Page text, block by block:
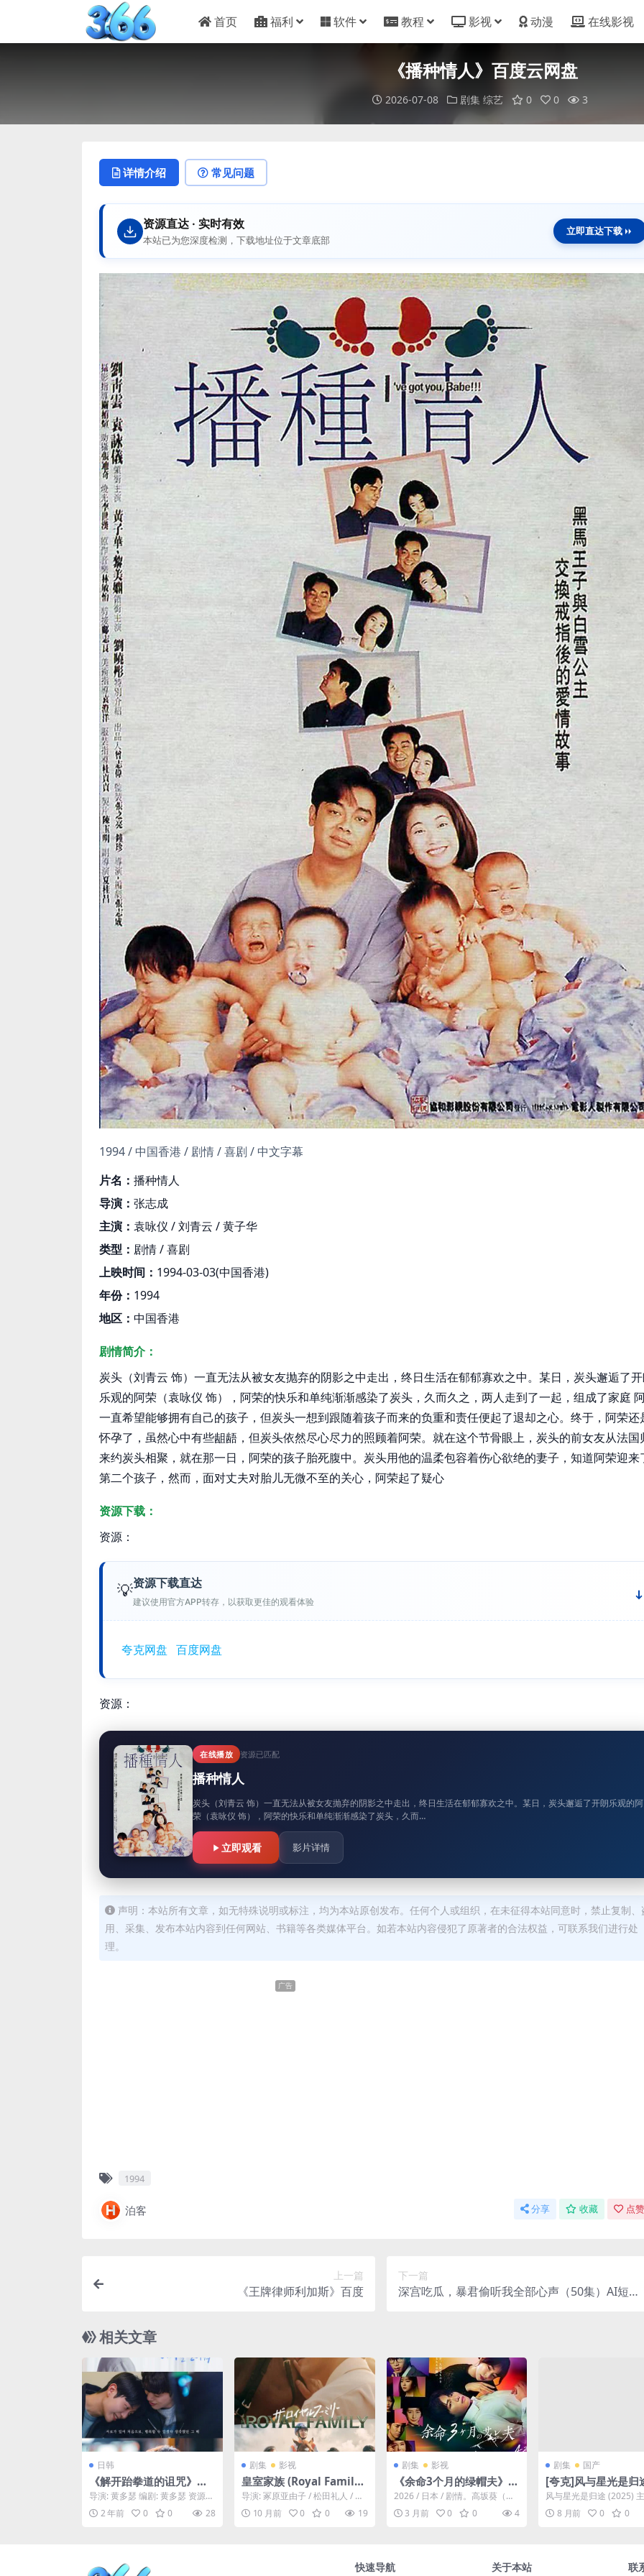
首页 福利 软件 教程 影视 动漫 在线影视
《播种情人》百度云网盘
2026-07-08 剧集 综艺 0 0 3
详情介绍 常见问题
资源直达 · 实时有效
本站已为您深度检测，下载地址位于文章底部
立即直达下载
1994 / 中国香港 / 剧情 / 喜剧 / 中文字幕
片名： 播种情人
导演： 张志成
主演： 袁咏仪 / 刘青云 / 黄子华
类型： 剧情 / 喜剧
上映时间： 1994-03-03(中国香港)
年份： 1994
地区： 中国香港
剧情简介：
炭头（刘青云 饰）一直无法从被女友抛弃的阴影之中走出，终日生活在郁郁寡欢之中。某日，炭头邂逅了
乐观的阿荣（袁咏仪 饰），阿荣的快乐和单纯渐渐感染了炭头，久而久之，两人走到了一起，组成了家庭
一直希望能够拥有自己的孩子，但炭头一想到跟随着孩子而来的负重和责任便起了退却之心。终于，阿荣还
怀孕了，虽然心中有些龃龉，但炭头依然尽心尽力的照顾着阿荣。就在这个节骨眼上，炭头的前女友从法国
来约炭头相聚，就在那一日，阿荣的孩子胎死腹中。炭头用他的温柔包容着伤心欲绝的妻子，知道阿荣迎来
第二个孩子，然而，面对丈夫对胎儿无微不至的关心，阿荣起了疑心
资源下载：
资源：
💡资源下载直达
建议使用官方APP转存，以获取更佳的观看体验
夸克网盘 百度网盘
资源：
在线播放 资源已匹配
播种情人
炭头（刘青云 饰）一直无法从被女友抛弃的阴影之中走出，终日生活在郁郁寡欢之中。某日，炭头邂逅了开朗乐观的阿
荣（袁咏仪 饰），阿荣的快乐和单纯渐渐感染了炭头，久而…
立即观看 影片详情
声明：本站所有文章，如无特殊说明或标注，均为本站原创发布。任何个人或组织，在未征得本站同意时，禁止复制、
用、采集、发布本站内容到任何网站、书籍等各类媒体平台。如若本站内容侵犯了原著者的合法权益，可联系我们进行处
理。
广告
1994
泊客 分享 收藏 点
上一篇
《王牌律师利加斯》百度
下一篇
深宫吃瓜，暴君偷听我全部心声（50集）AI短剧
相关文章
日韩
《解开跆拳道的诅咒》百
度云网盘下载.阿里云盘.韩
语中字.(2024)
导演: 黄多瑟 编剧: 黄多瑟 资源下
载：解开跆拳道的诅咒下载阿里
云盘,百度云盘...
2 年前 0 0 28
剧集 影视
皇室家族 (Royal Family)
– 2025 – 剧情 – 夸克网
盘/百度网盘/迅雷网盘免
费下载👑本剧改编自早见
导演: 冢原亚由子 / 松田礼人 / 府
川亮介 又名: The Royal Fa...
10 月前 0 0 19
剧集 影视
《余命3个月的绿帽夫》百
度云网盘夸克下载.阿里云
盘.中字.(2026)
2026 / 日本 / 剧情。高坂葵（白
洲讯 饰）是顾家体贴的建筑公司
职员，却突...
3 月前 0 0 4
剧集 国产
[夸克]风与星光是归
25-1080P古风短剧
剧情/爱情/短片-
风与星光是归途 (2025)
逸蕾 / 王均浩 / 吉禹梦 /
8 月前 0 0
快速导航 关于本站 联